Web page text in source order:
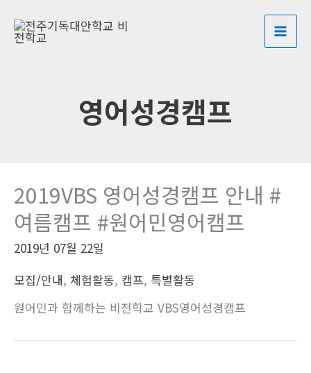
영어성경캠프
2019VBS 영어성경캠프 안내 #
여름캠프 #원어민영어캠프
2019년 07월 22일
모집/안내, 체험활동, 캠프, 특별활동
원어민과 함께하는 비전학교 VBS영어성경캠프